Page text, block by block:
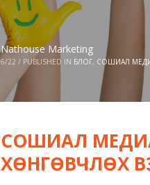
Nathouse Marketing
6/22 / PUBLISHED IN БЛОГ, СОШИАЛ
СОШИАЛ
ХӨНГӨВЧЛӨХ